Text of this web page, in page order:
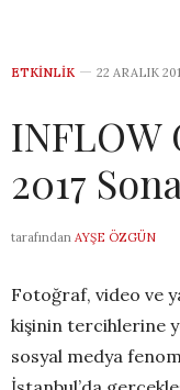
ETKINLIK 22 ARALIK
INFLOW
2017
tarafından AYŞE ÖZGÜN
Fotoğraf, video ve
kişinin tercihlerine
sosyal medya